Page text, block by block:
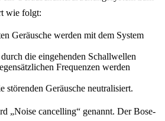
wie folgt:
Geräusche werden mit dem System
die eingehenden Schallwellen
Frequenzen werden
störenden Geräusche neutralisiert.
„Noise cancelling“ genannt. Der Bose-